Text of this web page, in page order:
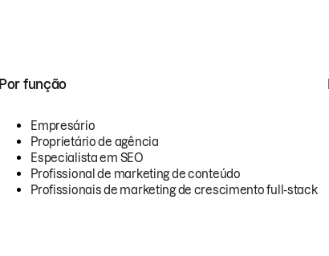
Por função
Empresário
Proprietário de agência
Especialista em SEO
Profissional de marketing de conteúdo
Profissionais de marketing de crescimento full-stack